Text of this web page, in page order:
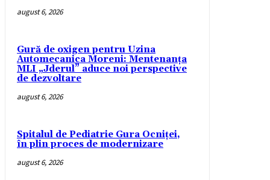
august 6, 2026
Gură de oxigen pentru Uzina
Automecanica Moreni: Mentenanța
MLI „Jderul” aduce noi perspective
de dezvoltare
august 6, 2026
Spitalul de Pediatrie Gura Ocniței,
în plin proces de modernizare
august 6, 2026